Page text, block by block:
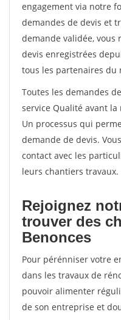
engagement via notre
demandes de devis et
demande validée, vous
devis enregistrées
tous les partenaires du
Toutes les demandes
service Qualité avant la
Un processus qui
demande de devis.
contact avec les
leurs chantiers travaux.
Rejoignez
trouver des
Benonces
Pour pérénniser votre
dans les travaux de
pouvoir alimenter
de son entreprise et